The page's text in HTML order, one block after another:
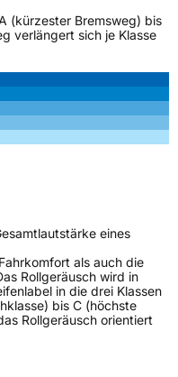
(kürzester Bremsweg) bis
verlängert sich je Klasse
eines
als auch die
Rollgeräusch wird in
in die drei Klassen
bis C (höchste
Rollgeräusch orientiert